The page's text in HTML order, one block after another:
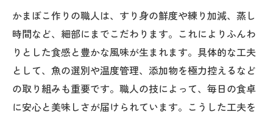
かまぼこ作りの職人は、すり身の鮮度や練り加減、蒸し
時間など、細部にまでこだわります。これによりふんわ
りとした食感と豊かな風味が生まれます。具体的な工夫
として、魚の選別や温度管理、添加物を極力控えるなど
の取り組みも重要です。職人の技によって、毎日の食卓
に安心と美味しさが届けられています。こうした工夫を